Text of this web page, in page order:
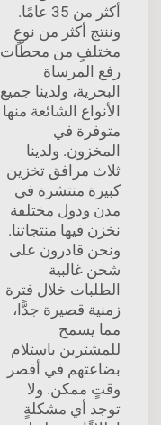
أكثر من 35 عامًا.
وننتج أكثر من نوعٍ
مختلفٍ من محطّات
رفع المرساة
البحرية، ولدينا جميع
الأنواع الشائعة منها
متوفرة في
المخزون. ولدينا
ثلاث مرافق تخزين
كبيرة منتشرة في
مدن ودول مختلفة
نخزن فيها منتجاتنا.
ونحن قادرون على
شحن غالبية
الطلبات خلال فترة
زمنية قصيرة جدًّا،
مما يسمح
للمشترين باستلام
بضاعتهم في أقصر
وقتٍ ممكن. ولا
توجد أي مشكلةٍ